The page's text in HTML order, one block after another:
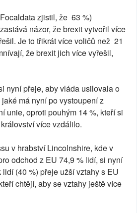
zjistil, že 63 %)
názor, že brexit vytvořil více
Je to třikrát více voličů než 21
že brexit jich více vyřešil,
nyní přeje, aby vláda usilovala o
má nyní po vystoupení z
unie, oproti pouhým 14 %, kteří si
více vzdálilo.
v hrabství Lincolnshire, kde v
odchod z EU 74,9 % lidí, si nyní
(40 %) přeje užší vztahy s EU
chtějí, aby se vztahy ještě více